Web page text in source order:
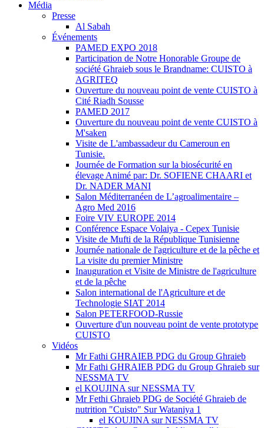
Média
Presse
Al Sabah
Événements
PAMED EXPO 2018
Participation de Notre Honorable Groupe de
société Ghraieb sous le Brandname: CUISTO à
AGRITEQ
Ouverture du nouveau point de vente CUISTO à
Cité Riadh Sousse
PAMED 2017
Ouverture du nouveau point de vente CUISTO à
M'saken
Visite de L'ambassadeur du Cameroun en
Tunisie.
Journée de Formation sur la biosécurité en
élevage Animé par: Dr. SOFIENE CHAARI et
Dr. NADER MANI
Salon Méditerranéen de L’agroalimentaire –
Agro Med 2016
Foire VIV EUROPE 2014
Conférence Espace Volaiya - Cepex Tunisie
Visite de Mufti de la République Tunisienne
Journée nationale de l'agriculture et de la pêche et
La visite du premier Ministre
Inauguration et Visite de Ministre de l'agriculture
et de la pêche
Salon international de l'Agriculture et de
Technologie SIAT 2014
Salon PETERFOOD-Russie
Ouverture d'un nouveau point de vente prototype
CUISTO
Vidéos
Mr Fathi GHRAIEB PDG du Group Ghraieb
Mr Fathi GHRAIEB PDG du Group Ghraieb sur
NESSMA TV
el KOUJINA sur NESSMA TV
Mr Fethi Ghraieb PDG de Société Ghraieb de
nutrition "Cuisto" Sur Wataniya 1
el KOUJINA sur NESSMA TV